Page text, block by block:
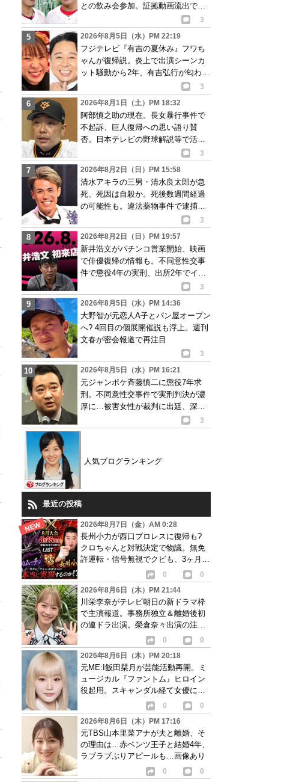
との飲み会参加。証拠動画流出で波
3
2026年8月5日（水）PM 22:19
フジテレビ『有吉の夏休み』フワち
ゃんが復帰説。炎上で出演シーンカ
ット騒動から2年、有吉弘行が匂わせ
3
2026年8月1日（土）PM 18:32
阿部慎之助の現在。長女暴行事件で
不起訴、巨人復帰への思い語り賛
否。日本テレビの野球解説等で活動
3
2026年8月2日（日）PM 15:58
清水アキラの三男・清水良太郎が急
死、死因は自殺か。死後数週間経過
の可能性も。違法薬物事件で逮捕、
3
2026年8月2日（日）PM 19:57
新井浩文がパチンコ営業開始、映画
で俳優復帰の情報も。不同意性交事
件で懲役4年の実刑、出所2年でイベ
3
2026年8月5日（水）PM 14:36
大野智が元恋人A子とパン屋オープン
へ? 4回目の個展開催説も浮上。週刊
文春が密会報道で再注目
3
2026年8月5日（水）PM 16:21
元ジャンポケ斉藤慎二に懲役7年求
刑。不同意性交事件で実刑判決が濃
厚に…被害女性が裁判に出廷、深刻
3
人気ブログランキング
最近の投稿
2026年8月7日（金）AM 0:28
長州小力が西口プロレスに復帰も?
クロちゃんと対戦決定で物議。無免
許運転・信号無視でクビも、3ヶ月で
0
0
2026年8月6日（木）PM 21:44
川栄李奈がテレビ朝日の新ドラマ枠
で主演報道。事務所独立＆離婚後初
の連ドラ出演。榮倉奈々出演の注目
0
0
2026年8月6日（木）PM 20:18
元ME:I飯田栞月が芸能活動再開。ミ
ュージカル『ファントム』ヒロイン
役起用。スキャンダル経て女優に転
0
0
2026年8月6日（木）PM 17:16
元TBS山本里菜アナが夫と離婚、そ
の理由は…赤ベンツ王子と結婚4年、
ラブラブぶりアピールも…画像あり
0
0